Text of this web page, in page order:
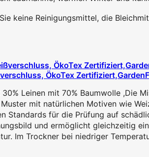
keine Reinigungsmittel, die
ÖkoTex
Leinen mit 70% Baumwolle ,Die
mit natürlichen Motiven wie
Standards für die Prüfung auf
und ermöglicht gleichzeitig
Im Trockner bei niedriger